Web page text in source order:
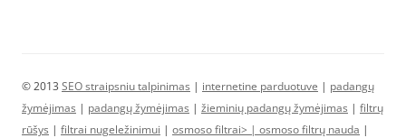
© 2013 SEO straipsniu talpinimas | internetine parduotuve | padangų
žymėjimas | padangų žymėjimas | žieminių padangų žymėjimas | filtrų
rūšys | filtrai nugeležinimui | osmoso filtrai> | osmoso filtrų nauda |